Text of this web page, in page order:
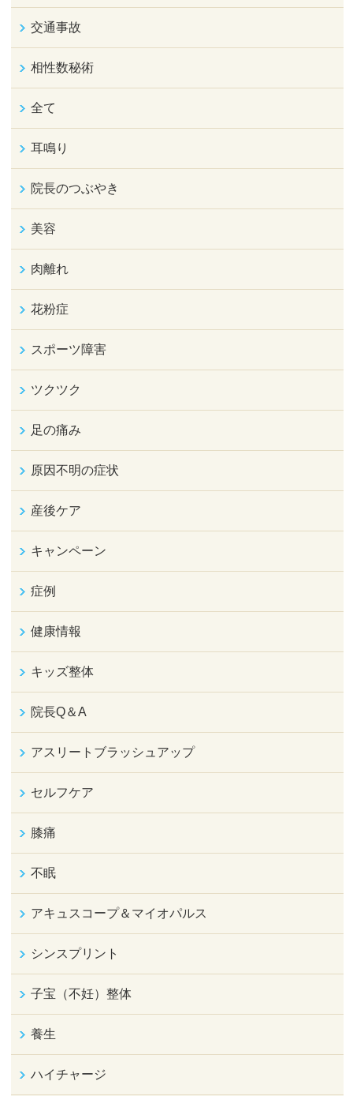
交通事故
相性数秘術
全て
耳鳴り
院長のつぶやき
美容
肉離れ
花粉症
スポーツ障害
ツクツク
足の痛み
原因不明の症状
産後ケア
キャンペーン
症例
健康情報
キッズ整体
院長Q＆A
アスリートブラッシュアップ
セルフケア
膝痛
不眠
アキュスコープ＆マイオパルス
シンスプリント
子宝（不妊）整体
養生
ハイチャージ